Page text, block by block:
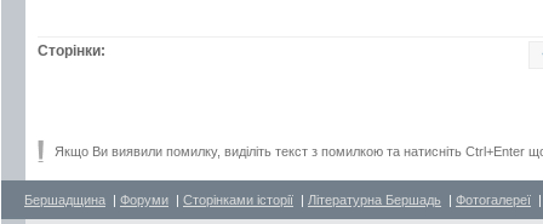
Сторінки:
Якщо Ви виявили помилку, виділіть текст з помилкою та натисніть Ctrl+Enter
Бершадщина | Форуми | Сторінками історії | Літературна Бершадь | Фотогалереї